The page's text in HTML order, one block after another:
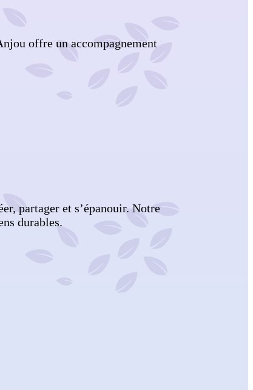
offre un accompagnement
partager et s’épanouir. Notre
durables.